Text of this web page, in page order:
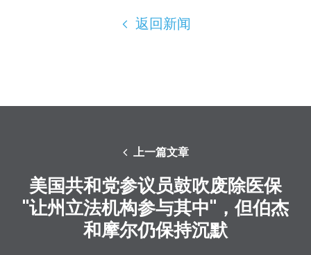
返回新闻
上一篇文章
美国共和党参议员鼓吹废除医保
"让州立法机构参与其中"，但伯杰
和摩尔仍保持沉默